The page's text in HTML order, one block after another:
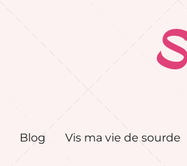
Blog Vis ma vie de sourde